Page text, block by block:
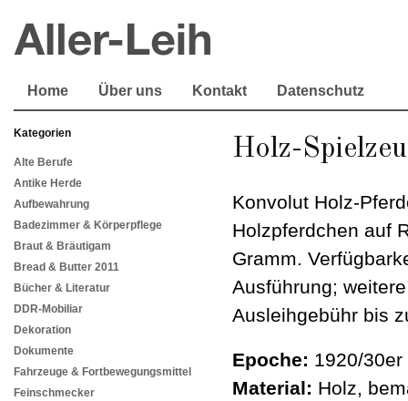
Home Über uns Kontakt Datenschutz
Kategorien
Alte Berufe
Antike Herde
Aufbewahrung
Badezimmer & Körperpflege
Braut & Bräutigam
Bread & Butter 2011
Bücher & Literatur
DDR-Mobiliar
Dekoration
Dokumente
Fahrzeuge & Fortbewegungsmittel
Feinschmecker
Holz-
Konvolut Holz-
Holzpferdchen auf
Gramm.
Ausführung;
Ausleihgebühr bis
Epoche: 1920/
Material: Holz,